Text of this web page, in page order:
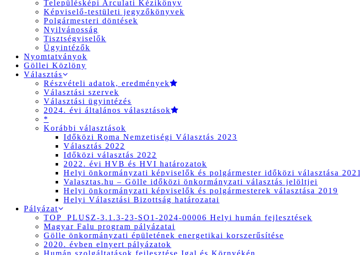
Településképi Arculati Kézikönyv
Képviselő-testületi jegyzőkönyvek
Polgármesteri döntések
Nyilvánosság
Tisztségviselők
Ügyintézők
Nyomtatványok
Göllei Közlöny
Választás
Részvételi adatok, eredmények
Választási szervek
Választási ügyintézés
2024. évi általános választások
*
Korábbi választások
Időközi Roma Nemzetiségi Választás 2023
Választás 2022
Időközi választás 2022
2022. évi HVB és HVI határozatok
Helyi önkormányzati képviselők és polgármester időközi választása 2021
Valasztas.hu – Gölle időközi önkormányzati választás jelöltjei
Helyi önkormányzati képviselők és polgármesterek választása 2019
Helyi Választási Bizottság határozatai
Pályázat
TOP_PLUSZ-3.1.3-23-SO1-2024-00006 Helyi humán fejlesztések
Magyar Falu program pályázatai
Gölle önkormányzati épületének energetikai korszerűsítése
2020. évben elnyert pályázatok
Humán szolgáltatások fejlesztése Igal és Környékén